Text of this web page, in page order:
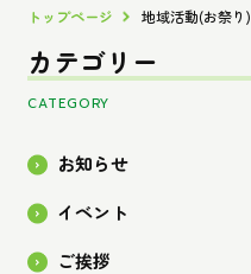
トップページ 地域活動(お祭り)
カテゴリー
CATEGORY
お知らせ
イベント
ご挨拶